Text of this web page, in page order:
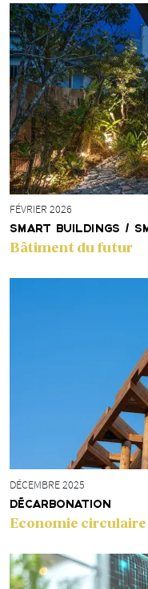
FÉVRIER 2026
SMART BUILDINGS /
Bâtiment du futur
DÉCEMBRE 2025
DÉCARBONATION
Economie